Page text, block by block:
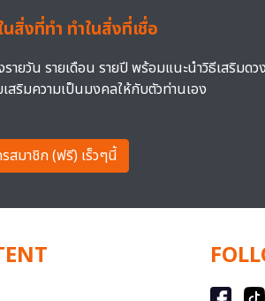
สิ่งที่ทำ ทำในสิ่งที่เชื่อ
ายวัน รายเดือน รายปี พร้อมแนะนำวิธีเสริมดวง
สริมความเป็นมงคลให้กับตัวท่านเอง
สมาชิก (ฟรี) เร็วๆนี้